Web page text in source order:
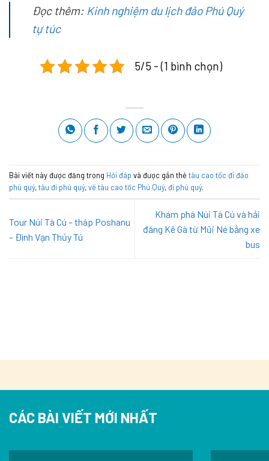
Đọc thêm: Kinh nghiệm du lịch đảo Phú Quý
tự túc
5/5 - (1 bình chọn)
Bài viết này được đăng trong Hỏi đáp và được gắn thẻ tàu cao tốc đi đảo
phú quý,tàu đi phú quý,vé tàu cao tốc Phú Quý,đi phú quý.
Tour Núi Tà Cú – tháp Poshanu
– Đình Vạn Thủy Tú
Khám phá Núi Tà Cú và hải
đăng Kê Gà từ Mũi Né bằng xe
bus
CÁC BÀI VIẾT MỚI NHẤT